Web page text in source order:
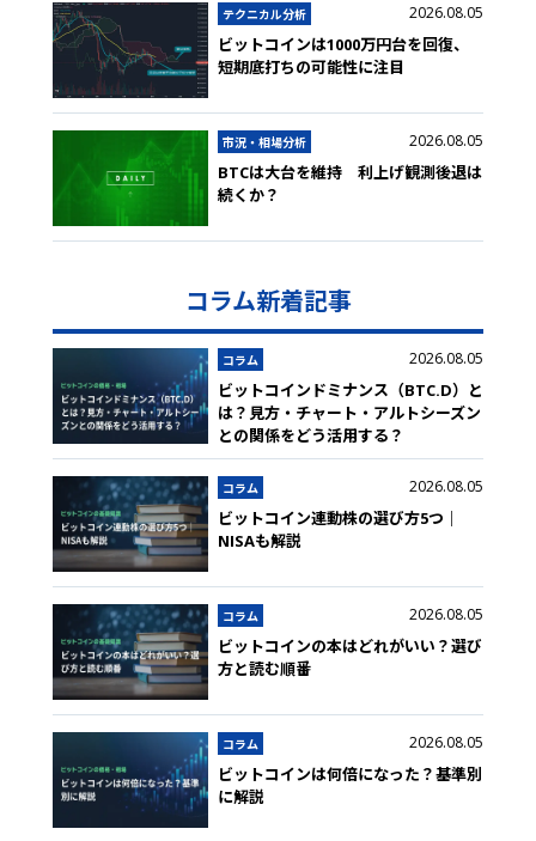
テクニカル分析 2026.08.05
ビットコインは1000万円台を回復、
短期底打ちの可能性に注目
市況・相場分析 2026.08.05
BTCは大台を維持 利上げ観測後退は
続くか？
コラム新着記事
コラム 2026.08.05
ビットコインドミナンス（BTC.D）と
は？見方・チャート・アルトシーズン
との関係をどう活用する？
コラム 2026.08.05
ビットコイン連動株の選び方5つ｜
NISAも解説
コラム 2026.08.05
ビットコインの本はどれがいい？選び
方と読む順番
コラム 2026.08.05
ビットコインは何倍になった？基準別
に解説